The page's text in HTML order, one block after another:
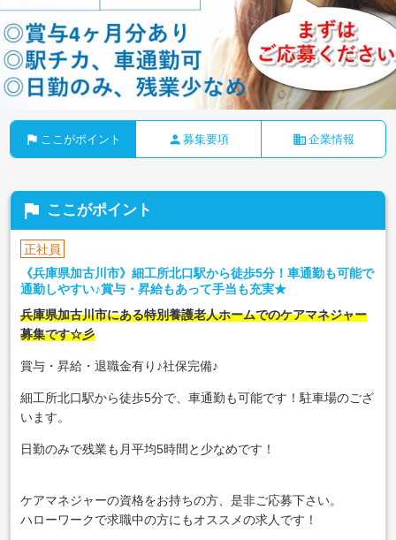
flag ここがポイント person 募集要項 business 企業情報
flag ここがポイント
正社員
《兵庫県加古川市》細工所北口駅から徒歩5分！車通勤も可能で
通勤しやすい♪賞与・昇給もあって手当も充実★
兵庫県加古川市にある特別養護老人ホームでのケアマネジャー
募集です☆彡
賞与・昇給・退職金有り♪社保完備♪
細工所北口駅から徒歩5分で、車通勤も可能です！駐車場のござ
います。
日勤のみで残業も月平均5時間と少なめです！
ケアマネジャーの資格をお持ちの方、是非ご応募下さい。
ハローワークで求職中の方にもオススメの求人です！